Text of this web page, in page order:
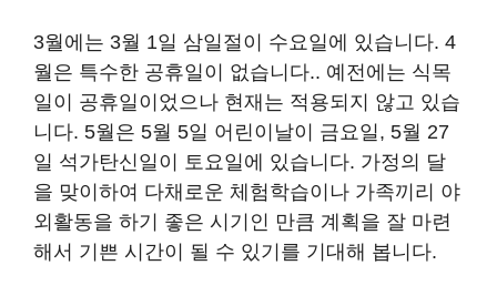
3월에는 3월 1일 삼일절이 수요일에 있습니다. 4
월은 특수한 공휴일이 없습니다.. 예전에는 식목
일이 공휴일이었으나 현재는 적용되지 않고 있습
니다. 5월은 5월 5일 어린이날이 금요일, 5월 27
일 석가탄신일이 토요일에 있습니다. 가정의 달
을 맞이하여 다채로운 체험학습이나 가족끼리 야
외활동을 하기 좋은 시기인 만큼 계획을 잘 마련
해서 기쁜 시간이 될 수 있기를 기대해 봅니다.